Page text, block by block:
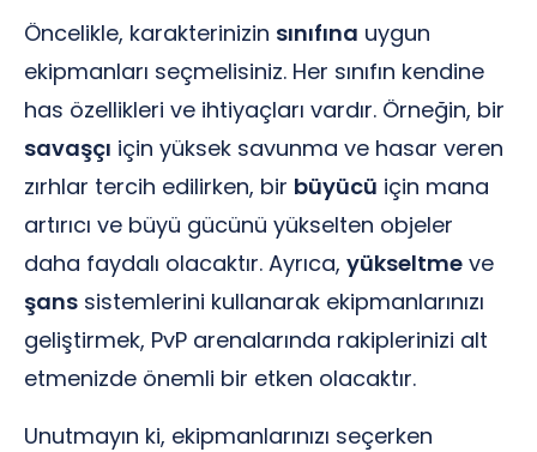
Öncelikle, karakterinizin sınıfına uygun
ekipmanları seçmelisiniz. Her sınıfın kendine
has özellikleri ve ihtiyaçları vardır. Örneğin, bir
savaşçı için yüksek savunma ve hasar veren
zırhlar tercih edilirken, bir büyücü için mana
artırıcı ve büyü gücünü yükselten objeler
daha faydalı olacaktır. Ayrıca, yükseltme ve
şans sistemlerini kullanarak ekipmanlarınızı
geliştirmek, PvP arenalarında rakiplerinizi alt
etmenizde önemli bir etken olacaktır.
Unutmayın ki, ekipmanlarınızı seçerken